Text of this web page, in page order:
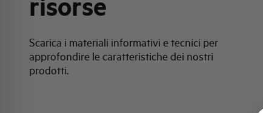
Scarica i materiali informativi e tecnici per
approfondire le caratteristiche dei nostri
prodotti.